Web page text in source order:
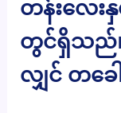
တန်းလေး
တွင်ရှိသည်
လျှင် တခ